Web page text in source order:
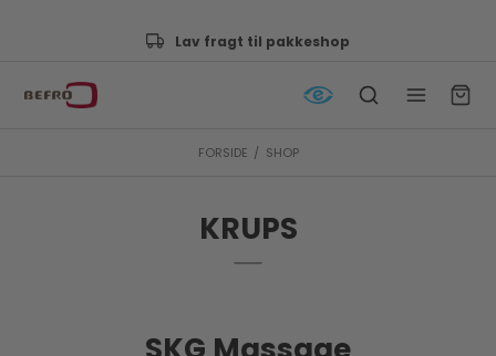
Lav fragt til pakkeshop
FORSIDE / SHOP
KRUPS